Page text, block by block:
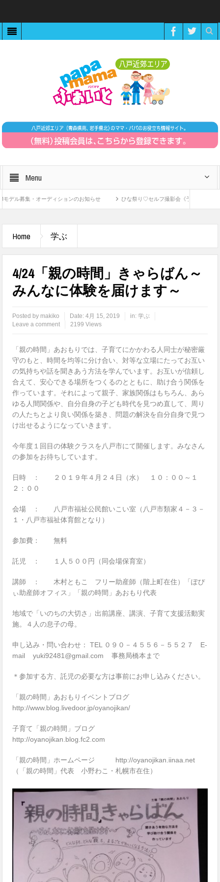
Menu
募集・オーディションのお知らせ ひな祭り♡セルフ撮影会《予約制》
Home 学ぶ
4/24「親の時間」きゃらばん～
みんなに体験を届けます～
Posted by makiko Date:4月 15, 2019 in:学ぶ
Leave a comment
2199 Views
「親の時間」あおもりでは、子育てにかかわる人同士が秘密厳
守のもと、時間を均等に分け合い、対等な立場にたってお互い
の気持ちや話を聞きあう方法を学んでいます。お互いが信頼し
合えて、安心できる場所をつくるのとともに、助け合う関係を
作っています。それによって親子、家族関係はもちろん、あら
ゆる人間関係や、自分自身の子ども時代を見つめ直して、周り
の人たちとより良い関係を築き、問題の解決を自分自身で見つ
け出せるようになっていきます。
今年度１回目の体験クラスを八戸市にて開催します。みなさん
の参加をお待ちしています。
日時 ： ２０１９年４月２４日（水） １０：００～１
２：００
会場 ： 八戸市福祉公民館いこい室（八戸市類家４－３－
１・八戸市福祉体育館となり）
参加費： 無料
託児 ： １人５００円（同会場保育室）
講師 ： 木村ともこ フリー助産師（階上町在住）「ぽぴ
ぃ助産師オフィス」「親の時間」あおもり代表
地域で「いのちの大切さ」出前講座、講演、子育て支援活動実
施。４人の息子の母。
申し込み・問い合わせ： TEL ０９０－４５５６－５５２７ E-
mail yuki92481@gmail.com 事務局橋本まで
＊参加する方、託児の必要な方は事前にお申し込みください。
「親の時間」あおもりイベントブログ
http://www.blog.livedoor.jp/oyanojikan/
子育て「親の時間」ブログ
http://oyanojikan.blog.fc2.com
「親の時間」ホームページ http://oyanojikan.iinaa.net
（「親の時間」代表 小野わこ・札幌市在住）